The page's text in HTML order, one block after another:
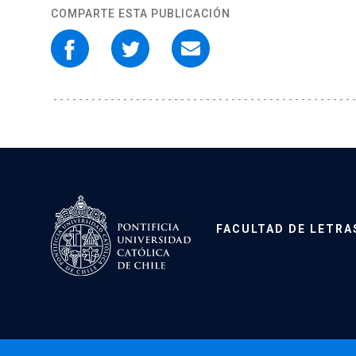
COMPARTE ESTA PUBLICACIÓN
FACULTAD DE